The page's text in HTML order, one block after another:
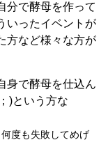
分で酵母を作って
いったイベントが
方など様々な方が
身で酵母を仕込ん
)という方な
度も失敗してめげ